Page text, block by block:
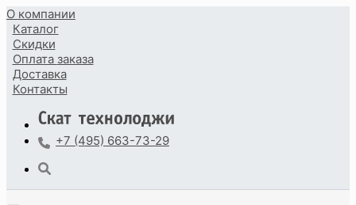
О компании
Каталог
Скидки
Оплата заказа
Доставка
Контакты
+7 (495) 663-73-29